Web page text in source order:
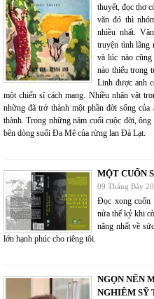
thuyết, đọc thơ
văn đó thì
nhiều nhất.
truyện tình lãng
và lúc nào
nào thiếu trong
Linh được anh
một chiến sĩ cách mạng. Nhiều nhân vật
những đã trở thành một phần đời sống
thành. Trong những năm cuối cuộc đời,
bên dòng suối Đa Mê của rừng lan Đà Lạt.
MỘT CUỐN
09 Tháng Bảy
Đọc xong cuốn
nửa thế kỷ khi
năng nhất về
lớn hạnh phúc cho riêng tôi.
NGỌN NẾN
NGHIÊM SỸ